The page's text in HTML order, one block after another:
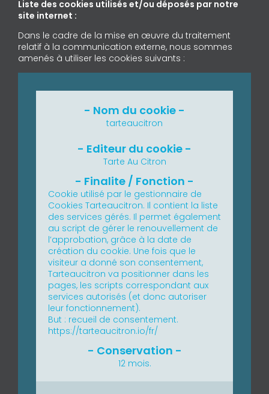
Liste des cookies utilisés et/ou déposés par notre
site internet :
Dans le cadre de la mise en œuvre du traitement
relatif à la communication externe, nous sommes
amenés à utiliser les cookies suivants :
tarteaucitron
Tarte Au Citron
Cookie utilisé par le gestionnaire de
Cookies Tarteaucitron. Il contient la liste
des services gérés. Il permet également
au script de gérer le renouvellement de
l’approbation, grâce à la date de
création du cookie. Une fois que le
visiteur a donné son consentement,
Tarteaucitron va positionner dans les
pages, les scripts correspondant aux
services autorisés (et donc autoriser
leur fonctionnement).
But : recueil de consentement.
https://tarteaucitron.io/fr/
12 mois.